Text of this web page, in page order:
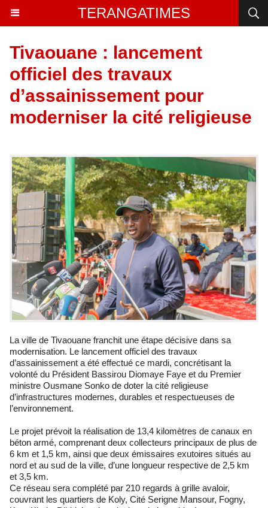
TERANGATIMES
Tivaouane : lancement
officiel des travaux
d’assainissement pour
moderniser la cité religieuse
La ville de Tivaouane franchit une étape décisive dans sa
modernisation. Le lancement officiel des travaux
d’assainissement a été effectué ce mardi, concrétisant la
volonté du Président Bassirou Diomaye Faye et du Premier
ministre Ousmane Sonko de doter la cité religieuse
d’infrastructures modernes, durables et respectueuses de
l’environnement.
Le projet prévoit la réalisation de 13,4 kilomètres de canaux en
béton armé, comprenant deux collecteurs principaux de plus de
6 km et 1,5 km, ainsi que deux émissaires exutoires situés au
nord et au sud de la ville, d’une longueur respective de 2,5 km
et 3,5 km.
Ce réseau sera complété par 210 regards à grille avaloir,
couvrant les quartiers de Koly, Cité Serigne Mansour, Fogny,